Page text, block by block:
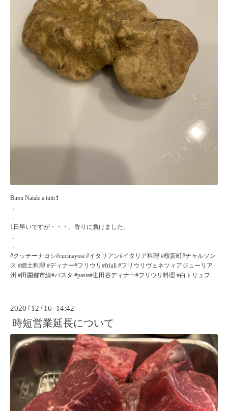
Buon Natale a tutti ❗️
．
．
1日早いですが・・・。香りに負けました。
．
．
#クッチーナヨシ#cucinayosi #イタリアン#イタリア料理 #桜新町#チャルソン
ス #郷土料理 #ディナー#フリウリ#friuli #フリウリヴェネツィアジューリア
州 #田園都市線#パスタ #pasta#世田谷ディナー#フリウリ料理 #白トリュフ
2020 / 12 / 16 14:42
時短営業延長について